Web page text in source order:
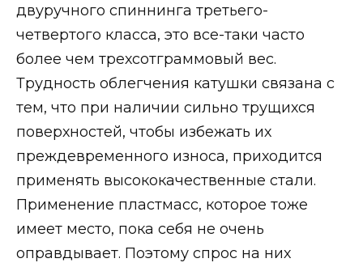
двуручного спиннинга третьего-
четвертого класса, это все-таки часто
более чем трехсотграммовый вес.
Трудность облегчения катушки связана с
тем, что при наличии сильно трущихся
поверхностей, чтобы избежать их
преждевременного износа, приходится
применять высококачественные стали.
Применение пластмасс, которое тоже
имеет место, пока себя не очень
оправдывает. Поэтому спрос на них